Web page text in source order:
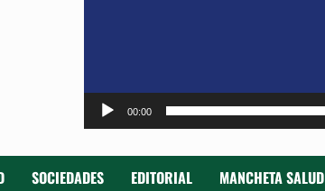
00:00
SOCIEDADES EDITORIAL MANCHETA SALUD